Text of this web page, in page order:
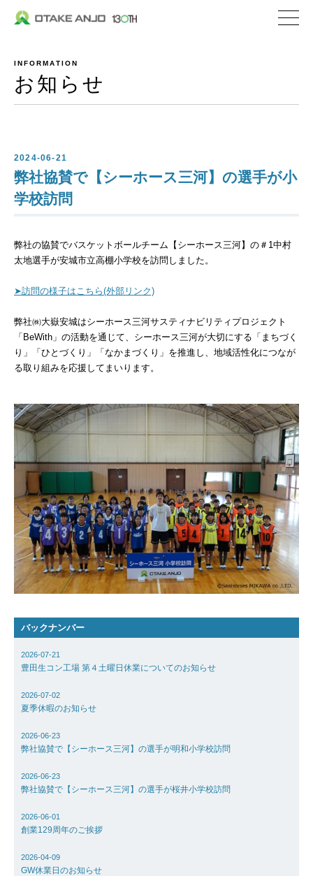
私たちが選ばれる理
Basilisk HA（バジリ
HA）
自己治癒コンクリー
地業工事
雨水貯留槽／外構他
（都市計画工事）
内外装工事／耐火・
舗装工事／柱脚工事
不動産開発／賃貸／
子育て支援事業
&ACTION
実績
INFORMATION
お知らせ
2024-06-21
弊社協賛で【シーホース三河】の選手が小
学校訪問
弊社の協賛でバスケットボールチーム【シーホース三河】の＃1中村
太地選手が安城市立高棚小学校を訪問しました。
➤訪問の様子はこちら(外部リンク)
弊社㈱大嶽安城はシーホース三河サスティナビリティプロジェクト
「BeWith」の活動を通じて、シーホース三河が大切にする「まちづく
り」「ひとづくり」「なかまづくり」を推進し、地域活性化につなが
る取り組みを応援してまいります。
バックナンバー
2026-07-21
豊田生コン工場 第４土曜日休業についてのお知らせ
2026-07-02
夏季休暇のお知らせ
2026-06-23
弊社協賛で【シーホース三河】の選手が明和小学校訪問
2026-06-23
弊社協賛で【シーホース三河】の選手が桜井小学校訪問
2026-06-01
創業129周年のご挨拶
2026-04-09
GW休業日のお知らせ